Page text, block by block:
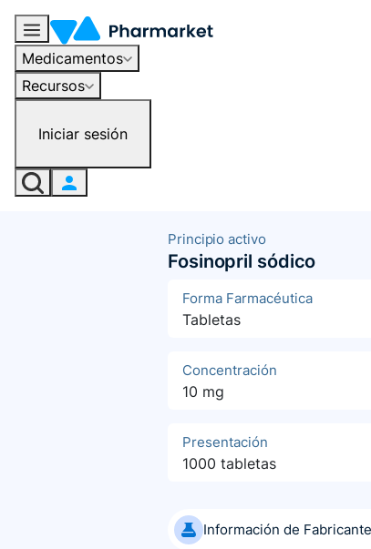
Medicamentos
Recursos
Iniciar sesión
Principio activo
Fosinopril sódico
Forma Farmacéutica
Tabletas
Concentración
10 mg
Presentación
1000 tabletas
Información de